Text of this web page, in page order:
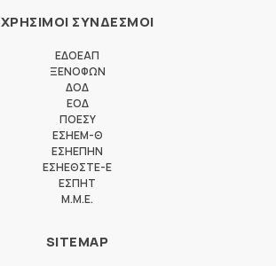
ΧΡΗΣΙΜΟΙ ΣΥΝΔΕΣΜΟΙ
ΕΔΟΕΑΠ
ΞΕΝΟΦΩΝ
ΔΟΔ
ΕΟΔ
ΠΟΕΣΥ
ΕΣΗΕΜ-Θ
ΕΣΗΕΠΗΝ
ΕΣΗΕΘΣΤΕ-Ε
ΕΣΠΗΤ
M.M.E.
SITEMAP